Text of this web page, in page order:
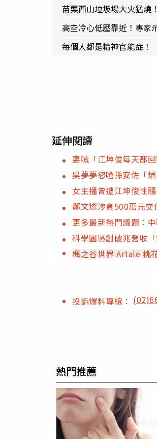
苗栗西山垃圾場大火猛
高空冷心低壓靠近！專
每個人都是精神官能症
延伸閱讀
妻喊「江坤俊每天都
吳夢夢怒嗆孫安佐「
女主播曾遭江坤俊性
鄭文燦涉貪500萬元
更多最新熱門議題：
科學園區創破兆營收
楓之谷世界 Artale 桃
投訴爆料專線：
熱門推薦